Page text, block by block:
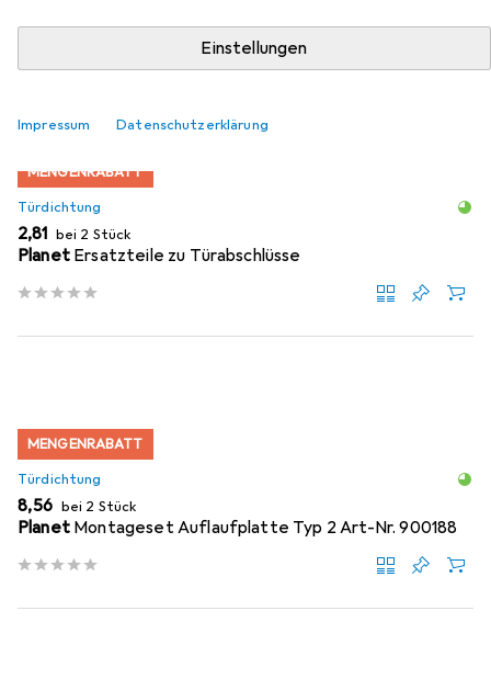
Einstellungen
Impressum Datenschutzerklärung
MENGENRABATT
Türdichtung
EUR
2,81 bei 2 Stück
Planet Ersatzteile zu Türabschlüsse
MENGENRABATT
Türdichtung
EUR
8,56 bei 2 Stück
Planet Montageset Auflaufplatte Typ 2 Art-Nr. 900188